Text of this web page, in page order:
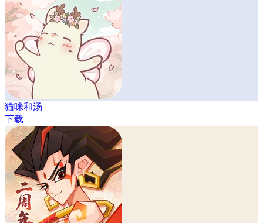
猫咪和汤
下载